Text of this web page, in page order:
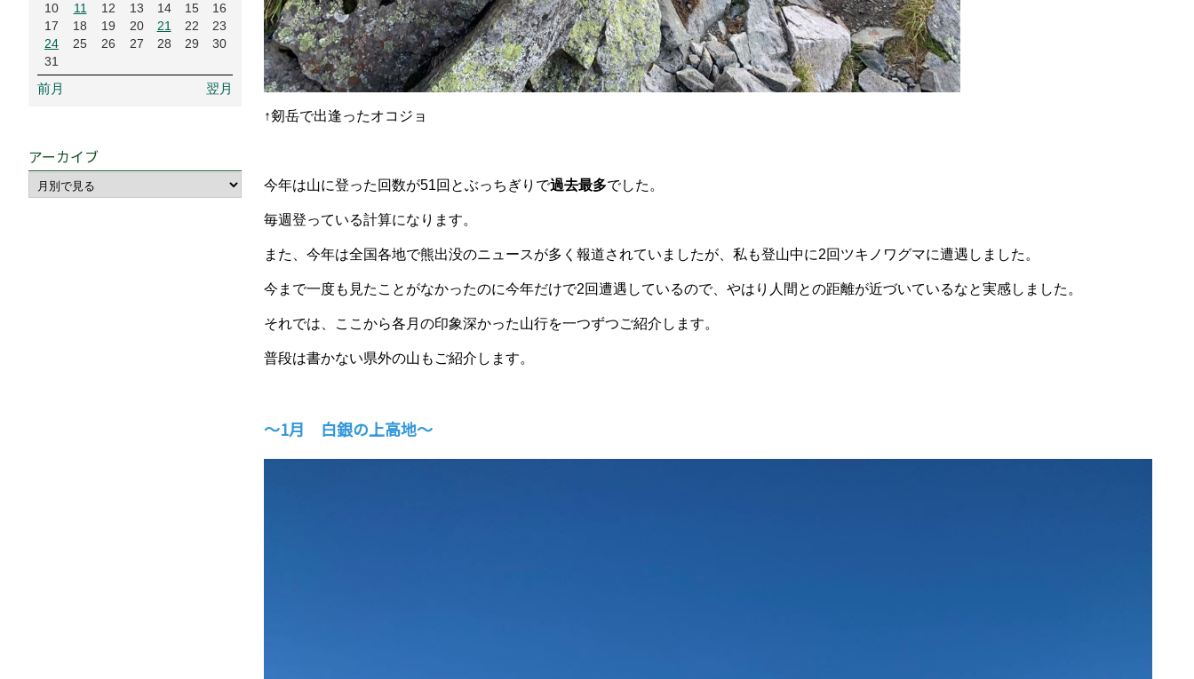
↑剱岳で出逢ったオコジョ
今年は山に登った回数が51回とぶっちぎりで過去最多でした。
毎週登っている計算になります。
また、今年は全国各地で熊出没のニュースが多く報道されていましたが、私も登山中に2回ツキノワグマに遭遇しました。
今まで一度も見たことがなかったのに今年だけで2回遭遇しているので、やはり人間との距離が近づいているなと実感しました。
それでは、ここから各月の印象深かった山行を一つずつご紹介します。
普段は書かない県外の山もご紹介します。
～1月 白銀の上高地～
10
11 12 13 14 15
16
17
18 19 20 21 22
23
24
25 26 27 28 29
30
31
前月 翌月
アーカイブ